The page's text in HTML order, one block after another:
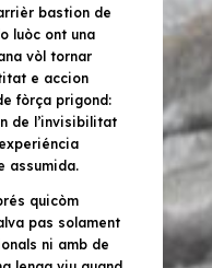
bastion de
luòc ont una
vòl tornar
e accion
fòrça prigond:
de l’invisibilitat
assumida.
quicòm
pas solament
ni amb de